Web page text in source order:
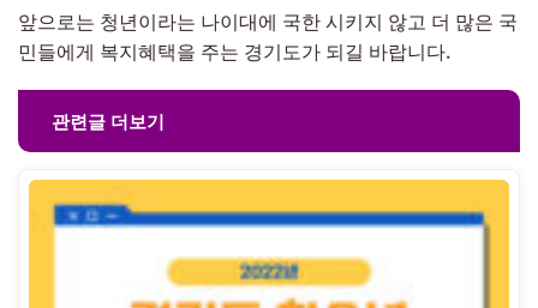
앞으로는 청년이라는 나이대에 국한 시키지 않고 더 많은 국
민들에게 복지혜택을 주는 경기도가 되길 바랍니다.
관련글 더보기